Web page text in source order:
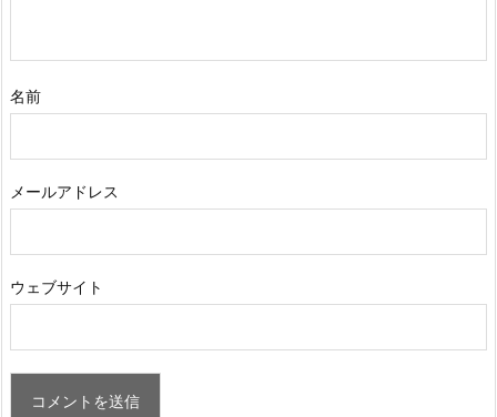
名前
メールアドレス
ウェブサイト